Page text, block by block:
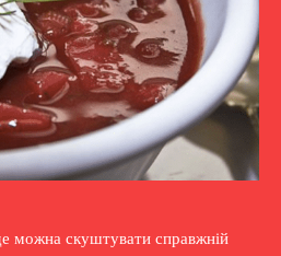
можна скуштувати справжній